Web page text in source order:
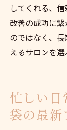
してくれる、
改善の成功に
のではなく、
えるサロンを選
忙しい日
袋の最新